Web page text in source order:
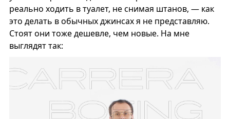
реально ходить в туалет, не снимая штанов, — как
это делать в обычных джинсах я не представляю.
Стоят они тоже дешевле, чем новые. На мне
выглядят так: